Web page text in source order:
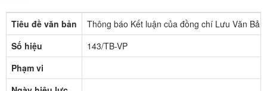
Tiêu đề văn bản
Thông báo Kết luận của đồng chí Lưu Văn
Số hiệu
143/TB-VP
Phạm vi